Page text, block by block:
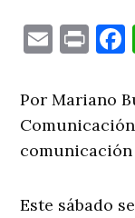
Email
Por Mariano
Este sábado